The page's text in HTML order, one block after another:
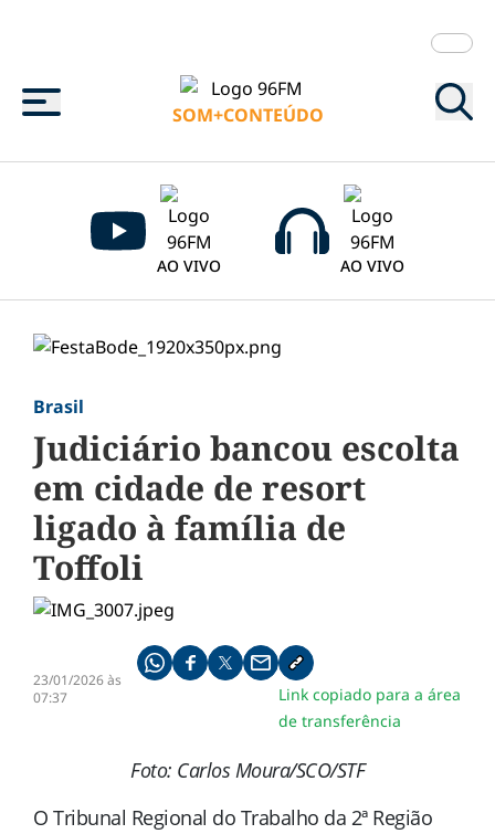
Menu
SOM+CONTEÚDO
AO VIVO AO VIVO
Brasil
Judiciário bancou escolta
em cidade de resort
ligado à família de
Toffoli
23/01/2026 às
07:37
Compartilhe pelo whatsapp
Compartilhar no facebook
Compartilhar no twitter
Compartilhe pelo email
Copiar link da notícia
Link copiado para a área
de transferência
Foto: Carlos Moura/SCO/STF
O Tribunal Regional do Trabalho da 2ª Região